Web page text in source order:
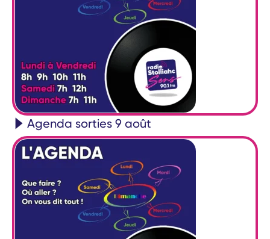
Agenda sorties 9 août